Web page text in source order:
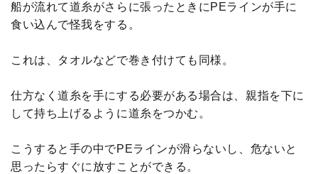
船が流れて道糸がさらに張ったときにPEラインが手に
食い込んで怪我をする。
これは、タオルなどで巻き付けても同様。
仕方なく道糸を手にする必要がある場合は、親指を下に
して持ち上げるように道糸をつかむ。
こうすると手の中でPEラインが滑らないし、危ないと
思ったらすぐに放すことができる。